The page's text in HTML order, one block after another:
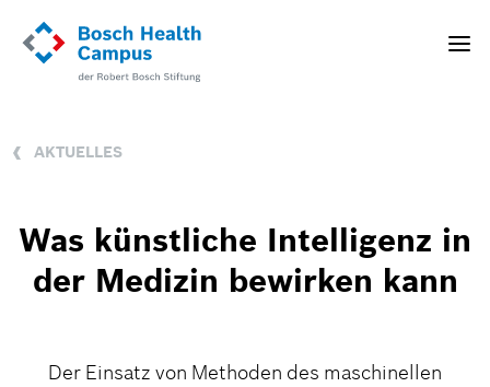
Toggle
AKTUELLES
Was künstliche Intelligenz in
der Medizin bewirken kann
Der Einsatz von Methoden des maschinellen